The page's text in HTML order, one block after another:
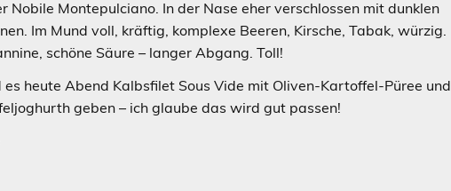
Nobile Montepulciano. In der Nase eher verschlossen mit dunklen
Im Mund voll, kräftig, komplexe Beeren, Kirsche, Tabak, würzig.
schöne Säure – langer Abgang. Toll!
es heute Abend Kalbsfilet Sous Vide mit Oliven-Kartoffel-Püree und
geben – ich glaube das wird gut passen!